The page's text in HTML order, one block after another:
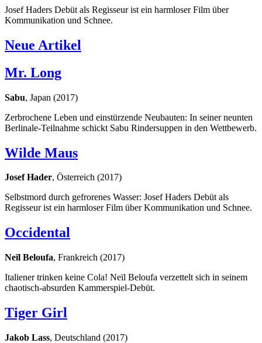
Josef Haders Debüt als Regisseur ist ein harmloser Film über
Kommunikation und Schnee.
Neue Artikel
Mr. Long
Sabu, Japan (2017)
Zerbrochene Leben und einstürzende Neubauten: In seiner neunten
Berlinale-Teilnahme schickt Sabu Rindersuppen in den Wettbewerb.
Wilde Maus
Josef Hader, Österreich (2017)
Selbstmord durch gefrorenes Wasser: Josef Haders Debüt als
Regisseur ist ein harmloser Film über Kommunikation und Schnee.
Occidental
Neïl Beloufa, Frankreich (2017)
Italiener trinken keine Cola! Neïl Beloufa verzettelt sich in seinem
chaotisch-absurden Kammerspiel-Debüt.
Tiger Girl
Jakob Lass, Deutschland (2017)